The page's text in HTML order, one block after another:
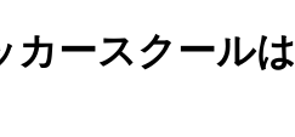
カースクールは